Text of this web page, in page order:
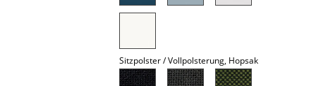
Sitzpolster / Vollpolsterung, Hopsak